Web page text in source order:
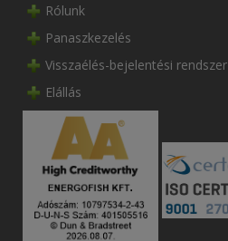
Rólunk
Panaszkezelés
Visszaélés-bejelentési rendszer
Elállás